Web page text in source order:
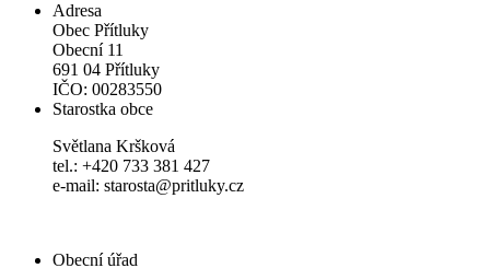
Adresa
Obec Přítluky
Obecní 11
691 04 Přítluky
IČO: 00283550
Starostka obce
Světlana Kršková
tel.: +420 733 381 427
e-mail: starosta@pritluky.cz
Obecní úřad